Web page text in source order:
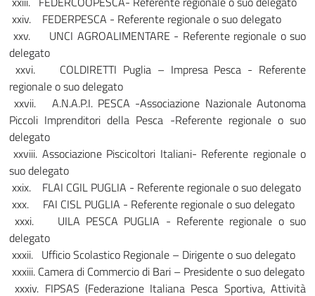
xxiv. FEDERPESCA - Referente regionale o suo delegato
xxv. UNCI AGROALIMENTARE - Referente regionale o suo
delegato
xxvi. COLDIRETTI Puglia – Impresa Pesca - Referente
regionale o suo delegato
xxvii. A.N.A.P.I. PESCA -Associazione Nazionale Autonoma
Piccoli Imprenditori della Pesca -Referente regionale o suo
delegato
xxviii. Associazione Piscicoltori Italiani- Referente regionale o
suo delegato
xxix. FLAI CGIL PUGLIA - Referente regionale o suo delegato
xxx. FAI CISL PUGLIA - Referente regionale o suo delegato
xxxi. UILA PESCA PUGLIA - Referente regionale o suo
delegato
xxxii. Ufficio Scolastico Regionale – Dirigente o suo delegato
xxxiii. Camera di Commercio di Bari – Presidente o suo delegato
xxxiv. FIPSAS (Federazione Italiana Pesca Sportiva, Attività